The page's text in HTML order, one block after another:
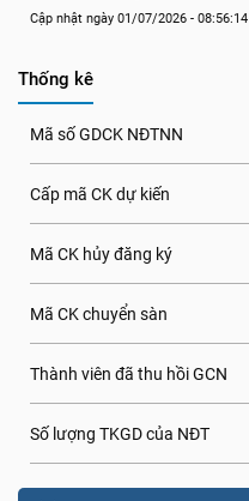
Cập nhật ngày 01/07/2026 - 08:56:14
Thống kê
Mã số GDCK NĐTNN
Cấp mã CK dự kiến
Mã CK hủy đăng ký
Mã CK chuyển sàn
Thành viên đã thu hồi GCN
Số lượng TKGD của NĐT